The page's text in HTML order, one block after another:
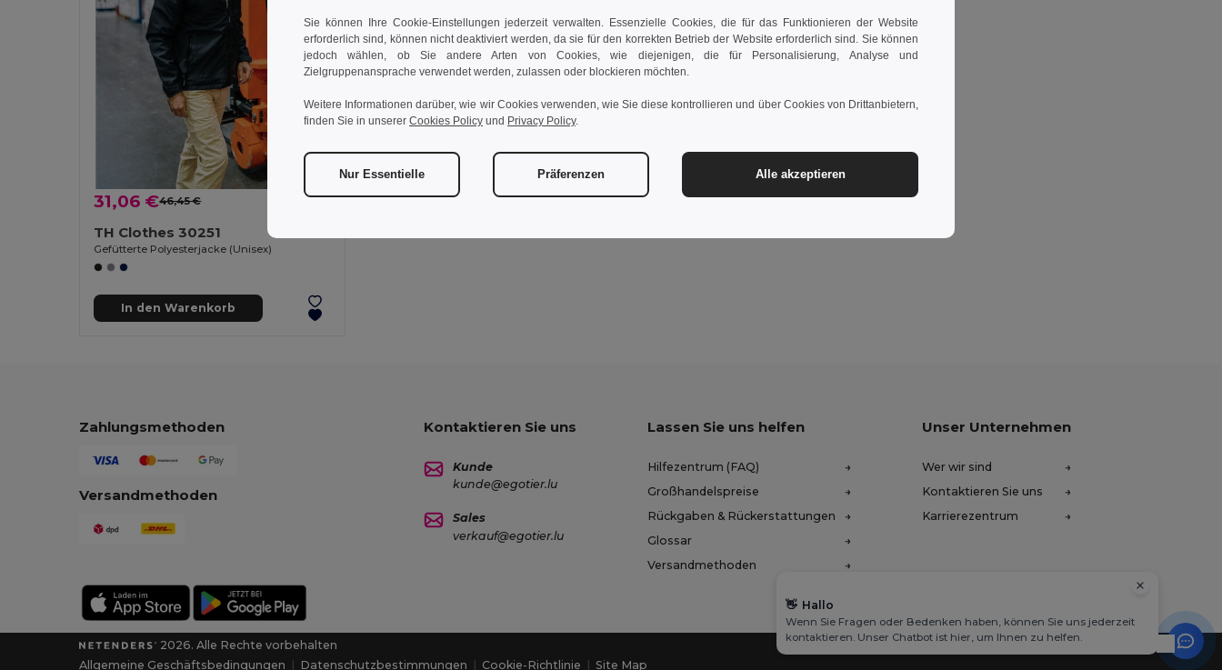
31,06 €46,45 € -33%
TH Clothes 30251
Gefütterte Polyesterjacke (Unisex)
In den Warenkorb
Zahlungsmethoden
Versandmethoden
Kontaktieren Sie uns
Kunde
kunde@egotier.lu
Sales
verkauf@egotier.lu
Lassen Sie uns helfen
Hilfezentrum (FAQ)
Großhandelspreise
Rückgaben & Rückerstattungen
Glossar
Versandmethoden
Unser Unternehmen
Wer wir sind
Kontaktieren Sie uns
Karrierezentrum
2026. Alle Rechte vorbehalten
Allgemeine Geschäftsbedingungen
Datenschutzbestimmungen Cookie-Richtlinie |Site Map
Sie können Ihre Cookie-Einstellungen jederzeit verwalten. Essenzielle Cookies, die für das Funktionieren der Website
erforderlich sind, können nicht deaktiviert werden, da sie für den korrekten Betrieb der Website erforderlich sind. Sie können
jedoch wählen, ob Sie andere Arten von Cookies, wie diejenigen, die für Personalisierung, Analyse und
Zielgruppenansprache verwendet werden, zulassen oder blockieren möchten.
Weitere Informationen darüber, wie wir Cookies verwenden, wie Sie diese kontrollieren und über Cookies von Drittanbietern,
finden Sie in unserer Cookies Policy und Privacy Policy.
Nur Essentielle Präferenzen Alle akzeptieren
👋 Hallo
Wenn Sie Fragen oder Bedenken haben, können Sie uns jederzeit
kontaktieren. Unser Chatbot ist hier, um Ihnen zu helfen.